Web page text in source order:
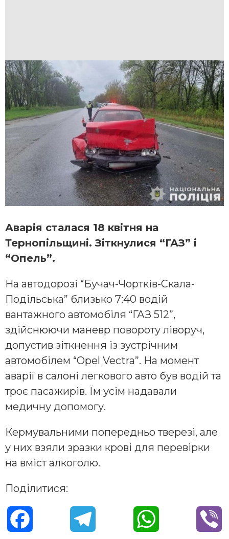
Аварія сталася 18 квітня на
Тернопільщині. Зіткнулися “ГАЗ” і
“Опель”.
На автодорозі “Бучач-Чортків-Скала-
Подільська” близько 7:40 водій
вантажного автомобіля “ГАЗ 512”,
здійснюючи маневр повороту ліворуч,
допустив зіткнення із зустрічним
автомобілем “Opel Vectra”. На момент
аварії в салоні легкового авто був водій та
троє пасажирів. Їм усім надавали
медичну допомогу.
Кермувальними попередньо тверезі, але
у них взяли зразки крові для перевірки
на вміст алкоголю.
Поділитися: